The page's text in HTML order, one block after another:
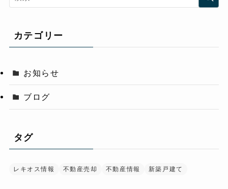
カテゴリー
お知らせ
ブログ
タグ
レキオス情報 不動産売却 不動産情報 新築戸建て